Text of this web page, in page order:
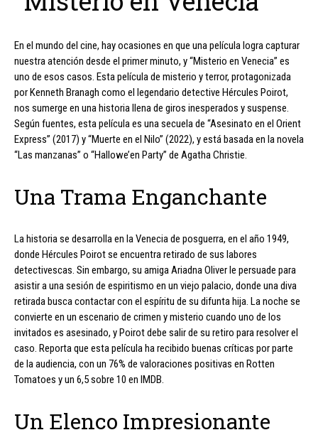
En el mundo del cine, hay ocasiones en que una película logra capturar
nuestra atención desde el primer minuto, y “Misterio en Venecia” es
uno de esos casos. Esta película de misterio y terror, protagonizada
por Kenneth Branagh como el legendario detective Hércules Poirot,
nos sumerge en una historia llena de giros inesperados y suspense.
Según fuentes, esta película es una secuela de “Asesinato en el Orient
Express” (2017) y “Muerte en el Nilo” (2022), y está basada en la novela
“Las manzanas” o “Hallowe’en Party” de Agatha Christie.
Una Trama Enganchante
La historia se desarrolla en la Venecia de posguerra, en el año 1949,
donde Hércules Poirot se encuentra retirado de sus labores
detectivescas. Sin embargo, su amiga Ariadna Oliver le persuade para
asistir a una sesión de espiritismo en un viejo palacio, donde una diva
retirada busca contactar con el espíritu de su difunta hija. La noche se
convierte en un escenario de crimen y misterio cuando uno de los
invitados es asesinado, y Poirot debe salir de su retiro para resolver el
caso. Reporta que esta película ha recibido buenas críticas por parte
de la audiencia, con un 76% de valoraciones positivas en Rotten
Tomatoes y un 6,5 sobre 10 en IMDB.
Un Elenco Impresionante